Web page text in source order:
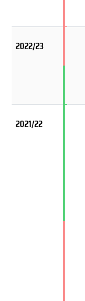
2022/23
2021/22